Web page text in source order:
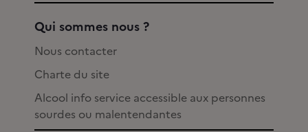
Qui sommes nous ?
Nous contacter
Charte du site
Alcool info service accessible aux personnes
sourdes ou malentendantes